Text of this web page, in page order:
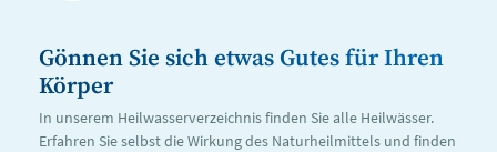
Gönnen Sie sich etwas Gutes für Ihren
Körper
In unserem Heilwasserverzeichnis finden Sie alle Heilwässer.
Erfahren Sie selbst die Wirkung des Naturheilmittels und finden